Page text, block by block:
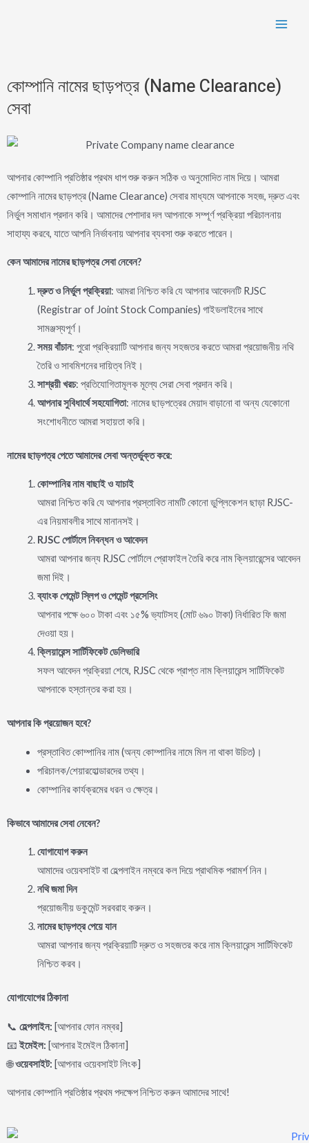
কোম্পানি নামের ছাড়পত্র (Name Clearance)
সেবা
আপনার কোম্পানি প্রতিষ্ঠার প্রথম ধাপ শুরু করুন সঠিক ও অনুমোদিত নাম দিয়ে। আমরা
কোম্পানি নামের ছাড়পত্র (Name Clearance) সেবার মাধ্যমে আপনাকে সহজ, দ্রুত এবং
নির্ভুল সমাধান প্রদান করি। আমাদের পেশাদার দল আপনাকে সম্পূর্ণ প্রক্রিয়া পরিচালনায়
সাহায্য করবে, যাতে আপনি নির্ভাবনায় আপনার ব্যবসা শুরু করতে পারেন।
কেনআমাদেরনামেরছাড়পত্রসেবানেবেন?
দ্রুতওনির্ভুলপ্রক্রিয়া: আমরা নিশ্চিত করি যে আপনার আবেদনটি RJSC
(Registrar of Joint Stock Companies) গাইডলাইনের সাথে
সামঞ্জস্যপূর্ণ।
সময়বাঁচান: পুরো প্রক্রিয়াটি আপনার জন্য সহজতর করতে আমরা প্রয়োজনীয় নথি
তৈরি ও সাবমিশনের দায়িত্ব নিই।
সাশ্রয়ীখরচ: প্রতিযোগিতামূলক মূল্যে সেরা সেবা প্রদান করি।
আপনারসুবিধার্থেসহযোগিতা: নামের ছাড়পত্রের মেয়াদ বাড়ানো বা অন্য যেকোনো
সংশোধনীতে আমরা সহায়তা করি।
নামেরছাড়পত্রপেতেআমাদেরসেবাঅন্তর্ভুক্তকরে:
কোম্পানিরনামবাছাইওযাচাই
আমরা নিশ্চিত করি যে আপনার প্রস্তাবিত নামটি কোনো ডুপ্লিকেশন ছাড়া RJSC-
এর নিয়মাবলীর সাথে মানানসই।
RJSCপোর্টালেনিবন্ধনওআবেদন
আমরা আপনার জন্য RJSC পোর্টালে প্রোফাইল তৈরি করে নাম ক্লিয়ারেন্সের আবেদন
জমা দিই।
ব্যাংকপেমেন্টস্লিপওপেমেন্টপ্রসেসিং
আপনার পক্ষে ৬০০ টাকা এবং ১৫% ভ্যাটসহ (মোট ৬৯০ টাকা) নির্ধারিত ফি জমা
দেওয়া হয়।
ক্লিয়ারেন্সসার্টিফিকেটডেলিভারি
সফল আবেদন প্রক্রিয়া শেষে, RJSC থেকে প্রাপ্ত নাম ক্লিয়ারেন্স সার্টিফিকেট
আপনাকে হস্তান্তর করা হয়।
আপনারকিপ্রয়োজনহবে?
প্রস্তাবিত কোম্পানির নাম (অন্য কোম্পানির নামে মিল না থাকা উচিত)।
পরিচালক/শেয়ারহোল্ডারদের তথ্য।
কোম্পানির কার্যক্রমের ধরন ও ক্ষেত্র।
কিভাবেআমাদেরসেবানেবেন?
যোগাযোগকরুন
আমাদের ওয়েবসাইট বা হেল্পলাইন নম্বরে কল দিয়ে প্রাথমিক পরামর্শ নিন।
নথিজমাদিন
প্রয়োজনীয় ডকুমেন্ট সরবরাহ করুন।
নামেরছাড়পত্রপেয়েযান
আমরা আপনার জন্য প্রক্রিয়াটি দ্রুত ও সহজতর করে নাম ক্লিয়ারেন্স সার্টিফিকেট
নিশ্চিত করব।
যোগাযোগেরঠিকানা
📞 হেল্পলাইন: [আপনার ফোন নম্বর]
📧ইমেইল: [আপনার ইমেইল ঠিকানা]
🌐ওয়েবসাইট: [আপনার ওয়েবসাইট লিংক]
আপনার কোম্পানি প্রতিষ্ঠার প্রথম পদক্ষেপ নিশ্চিত করুন আমাদের সাথে!